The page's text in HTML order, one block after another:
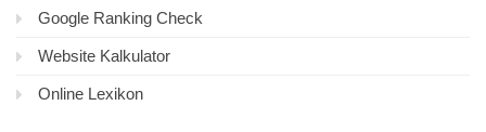
Google Ranking Check
Website Kalkulator
Online Lexikon